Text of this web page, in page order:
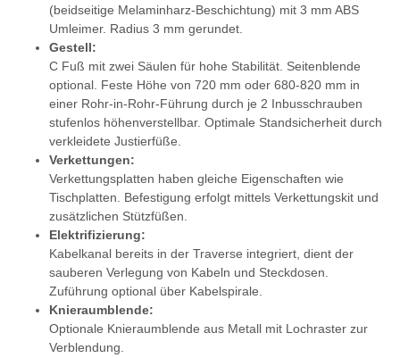
(beidseitige Melaminharz-Beschichtung) mit 3 mm ABS
Umleimer. Radius 3 mm gerundet.
Gestell:
C Fuß mit zwei Säulen für hohe Stabilität. Seitenblende
optional. Feste Höhe von 720 mm oder 680-820 mm in
einer Rohr-in-Rohr-Führung durch je 2 Inbusschrauben
stufenlos höhenverstellbar. Optimale Standsicherheit durch
verkleidete Justierfüße.
Verkettungen:
Verkettungsplatten haben gleiche Eigenschaften wie
Tischplatten. Befestigung erfolgt mittels Verkettungskit und
zusätzlichen Stützfüßen.
Elektrifizierung:
Kabelkanal bereits in der Traverse integriert, dient der
sauberen Verlegung von Kabeln und Steckdosen.
Zuführung optional über Kabelspirale.
Knieraumblende:
Optionale Knieraumblende aus Metall mit Lochraster zur
Verblendung.